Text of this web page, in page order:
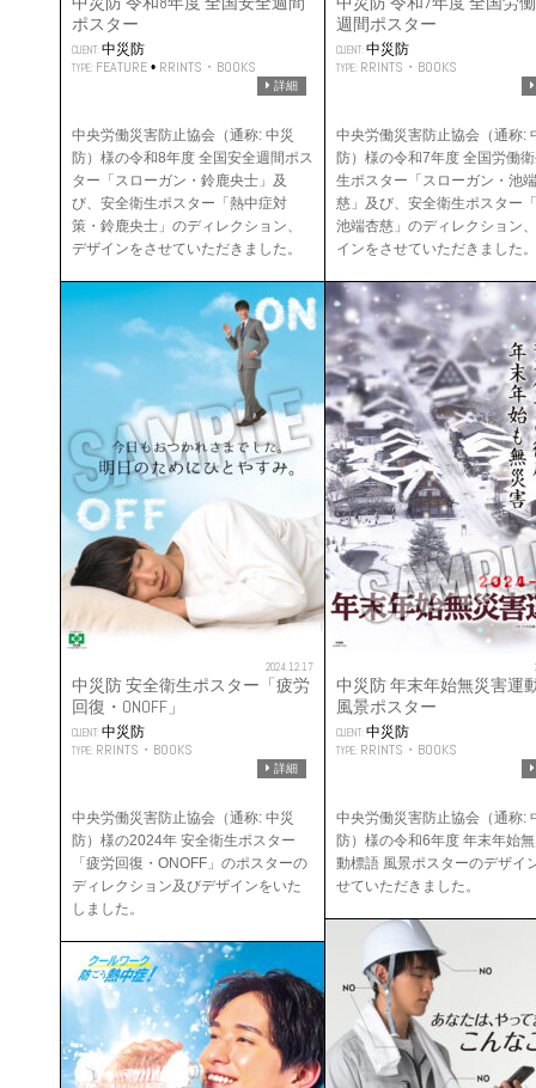
ポスター
CLIENT: 中災防
TYPE: FEATURE • RRINTS・BOOKS
詳細
中央労働災害防止協会（通称: 中災
防）様の令和8年度 全国安全週間ポス
ター「スローガン・鈴鹿央士」及
び、安全衛生ポスター「熱中症対
策・鈴鹿央士」のディレクション、
デザインをさせていただきました。
週間ポスター
CLIENT: 中災防
TYPE: RRINTS・BOOKS
中央労働災害防止協会（通称:
防）様の令和7年度 全国労働
生ポスター「スローガン・池
慈」及び、安全衛生ポスター
池端杏慈」のディレクション
インをさせていただきました。
2024.12.17
中災防 安全衛生ポスター「疲労
回復・ONOFF」
CLIENT: 中災防
TYPE: RRINTS・BOOKS
詳細
中央労働災害防止協会（通称: 中災
防）様の2024年 安全衛生ポスター
「疲労回復・ONOFF」のポスターの
ディレクション及びデザインをいた
しました。
中災防 年末年始無災害運
風景ポスター
CLIENT: 中災防
TYPE: RRINTS・BOOKS
中央労働災害防止協会（通称:
防）様の令和6年度 年末年始
動標語 風景ポスターのデザイ
せていただきました。